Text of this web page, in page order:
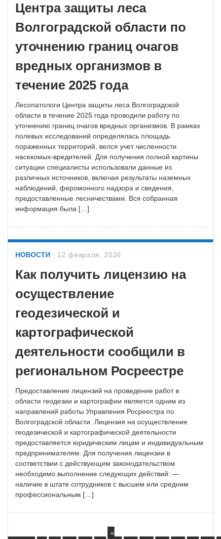
Центра защиты леса
Волгоградской области по
уточнению границ очагов
вредных организмов в
течение 2025 года
Лесопатологи Центра защиты леса Волгоградской
области в течение 2025 года проводили работу по
уточнению границ очагов вредных организмов. В рамках
полевых исследований определялась площадь
пораженных территорий, велся учет численности
насекомых-вредителей. Для получения полной картины
ситуации специалисты использовали данные из
различных источников, включая результаты наземных
наблюдений, феромонного надзора и сведения,
предоставленные лесничествами. Вся собранная
информация была […]
НОВОСТИ 12 февраля, 2026
Как получить лицензию на
осуществление
геодезической и
картографической
деятельности сообщили в
региональном Росреестре
Предоставление лицензий на проведение работ в
области геодезии и картографии является одним из
направлений работы Управления Росреестра по
Волгоградской области. Лицензия на осуществление
геодезической и картографической деятельности
предоставляется юридическим лицам и индивидуальным
предпринимателям. Для получения лицензии в
соответствии с действующим законодательством
необходимо выполнение следующих действий: —
наличие в штате сотрудников с высшим или средним
профессиональным […]
«